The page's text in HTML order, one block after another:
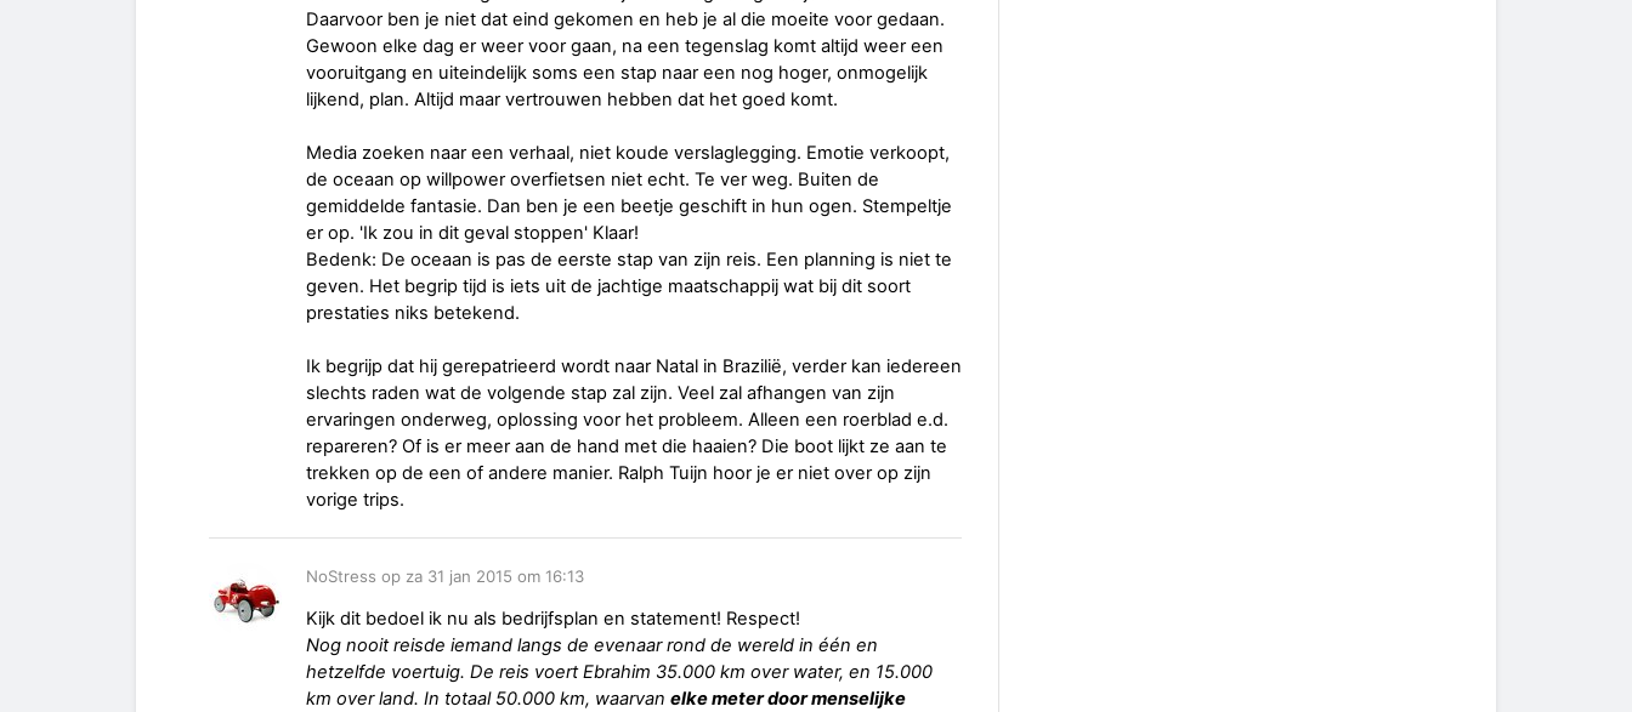
Daarvoor ben je niet dat eind gekomen en heb je al die moeite voor gedaan.
Gewoon elke dag er weer voor gaan, na een tegenslag komt altijd weer een
vooruitgang en uiteindelijk soms een stap naar een nog hoger, onmogelijk
lijkend, plan. Altijd maar vertrouwen hebben dat het goed komt.
Media zoeken naar een verhaal, niet koude verslaglegging. Emotie verkoopt,
de oceaan op willpower overfietsen niet echt. Te ver weg. Buiten de
gemiddelde fantasie. Dan ben je een beetje geschift in hun ogen. Stempeltje
er op. 'Ik zou in dit geval stoppen' Klaar!
Bedenk: De oceaan is pas de eerste stap van zijn reis. Een planning is niet te
geven. Het begrip tijd is iets uit de jachtige maatschappij wat bij dit soort
prestaties niks betekend.
Ik begrijp dat hij gerepatrieerd wordt naar Natal in Brazilië, verder kan iedereen
slechts raden wat de volgende stap zal zijn. Veel zal afhangen van zijn
ervaringen onderweg, oplossing voor het probleem. Alleen een roerblad e.d.
repareren? Of is er meer aan de hand met die haaien? Die boot lijkt ze aan te
trekken op de een of andere manier. Ralph Tuijn hoor je er niet over op zijn
vorige trips.
NoStress op za 31 jan 2015 om 16:13
Kijk dit bedoel ik nu als bedrijfsplan en statement! Respect!
Nog nooit reisde iemand langs de evenaar rond de wereld in één en
hetzelfde voertuig. De reis voert Ebrahim 35.000 km over water, en 15.000
km over land. In totaal 50.000 km, waarvan elke meter door menselijke